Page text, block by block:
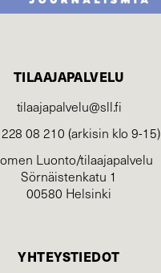
TILAAJAPALVELU
tilaajapalvelu@sll.fi
228 08 210 (arkisin klo 9-15)
Luonto/tilaajapalvelu
Sörnäistenkatu 1
00580 Helsinki
YHTEYSTIEDOT